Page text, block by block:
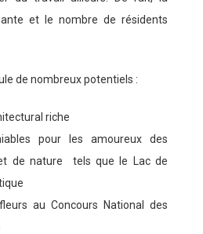
et le nombre de résidents
de nombreux potentiels :
riche
pour les amoureux des
de nature tels que le Lac de
au Concours National des